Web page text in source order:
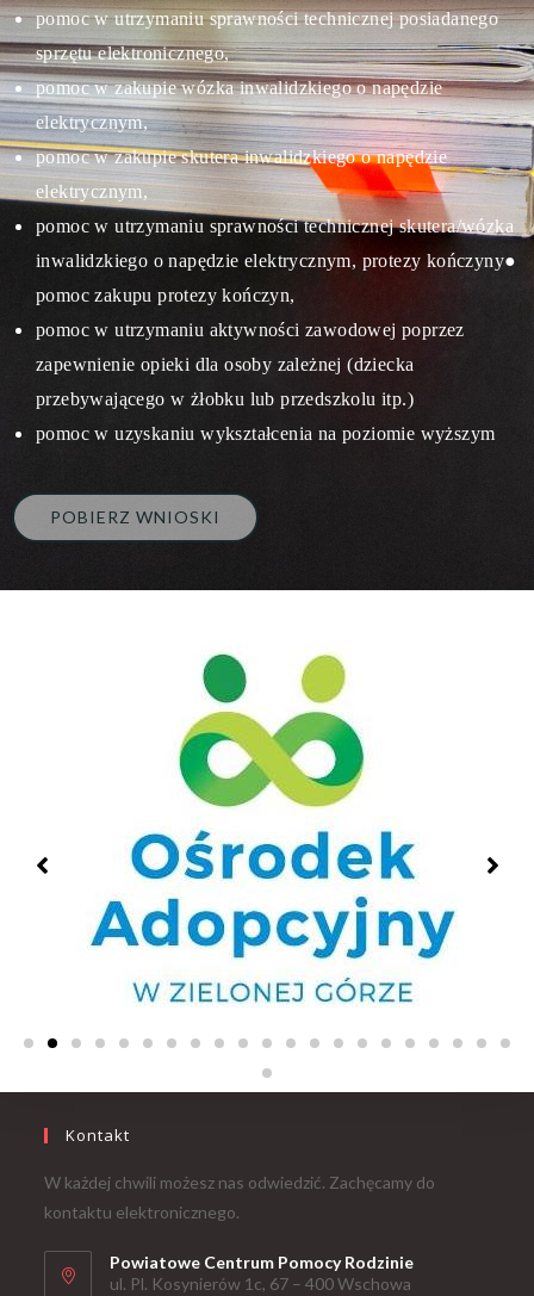
pomoc w utrzymaniu sprawności technicznej posiadanego
sprzętu elektronicznego,
pomoc w zakupie wózka inwalidzkiego o napędzie
elektrycznym,
pomoc w zakupie skutera inwalidzkiego o napędzie
elektrycznym,
pomoc w utrzymaniu sprawności technicznej skutera/wózka
inwalidzkiego o napędzie elektrycznym, protezy kończyny●
pomoc zakupu protezy kończyn,
pomoc w utrzymaniu aktywności zawodowej poprzez
zapewnienie opieki dla osoby zależnej (dziecka
przebywającego w żłobku lub przedszkolu itp.)
pomoc w uzyskaniu wykształcenia na poziomie wyższym
POBIERZ WNIOSKI
Kontakt
W każdej chwili możesz nas odwiedzić. Zachęcamy do
kontaktu elektronicznego.
Powiatowe Centrum Pomocy Rodzinie
ul. Pl. Kosynierów 1c, 67 – 400 Wschowa